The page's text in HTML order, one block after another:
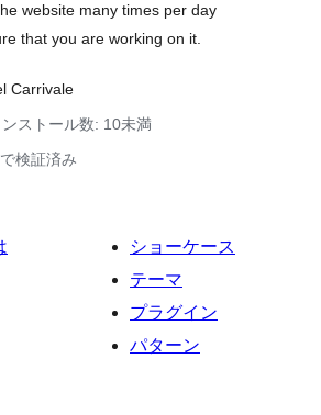
website many times per day
that you are working on it.
Carrivale
ストール数: 10未満
検証済み
ショーケース
テーマ
プラグイン
パターン